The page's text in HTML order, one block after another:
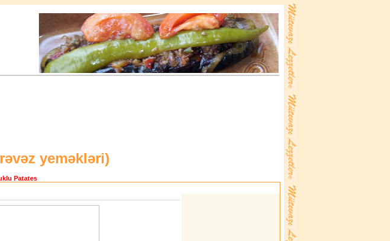
yeməkləri)
Patates